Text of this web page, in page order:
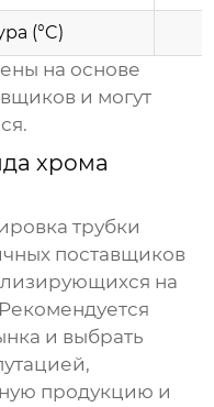
(°C)
на основе
и могут
хрома
трубки
поставщиков
на
и выбрать
продукцию и